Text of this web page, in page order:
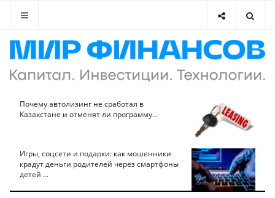
Почему автолизинг не сработал в
Казахстане и отменят ли программу...
Игры, соцсети и подарки: как мошенники
крадут деньги родителей через смартфоны
детей ...